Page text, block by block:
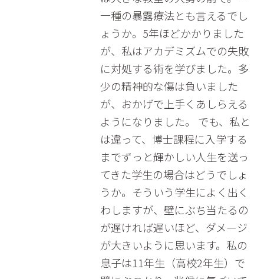
一種の暴露療法とも言えるでし
ょうか。5年ほどかかりました
が、私はアカデミズムでの失敗
に対処する術を学びました。多
少の精神的な傷は負いました
が、おかげで上手くあしらえる
ようになりました。 でも、私と
は違って、博士課程に入学する
までずっと輝かしい人生を送っ
てきた学生の場合はどうでしょ
うか。そういう学生によく出く
わしますが、壁にぶち当たるの
が遅ければ遅いほど、ダメージ
が大きいように思います。私の
息子は11年生（高校2年生）で